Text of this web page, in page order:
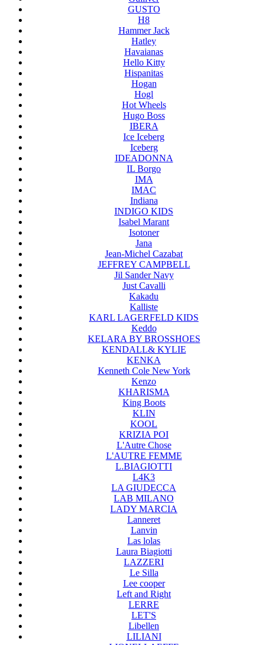
GUSTO
H8
Hammer Jack
Hatley
Havaianas
Hello Kitty
Hispanitas
Hogan
Hogl
Hot Wheels
Hugo Boss
IBERA
Ice Iceberg
Iceberg
IDEADONNA
IL Borgo
IMA
IMAC
Indiana
INDIGO KIDS
Isabel Marant
Isotoner
Jana
Jean-Michel Cazabat
JEFFREY CAMPBELL
Jil Sander Navy
Just Cavalli
Kakadu
Kalliste
KARL LAGERFELD KIDS
Keddo
KELARA BY BROSSHOES
KENDALL& KYLIE
KENKA
Kenneth Cole New York
Kenzo
KHARISMA
King Boots
KLIN
KOOL
KRIZIA POI
L'Autre Chose
L'AUTRE FEMME
L.BIAGIOTTI
L4K3
LA GIUDECCA
LAB MILANO
LADY MARCIA
Lanneret
Lanvin
Las lolas
Laura Biagiotti
LAZZERI
Le Silla
Lee cooper
Left and Right
LERRE
LET'S
Libellen
LILIANI